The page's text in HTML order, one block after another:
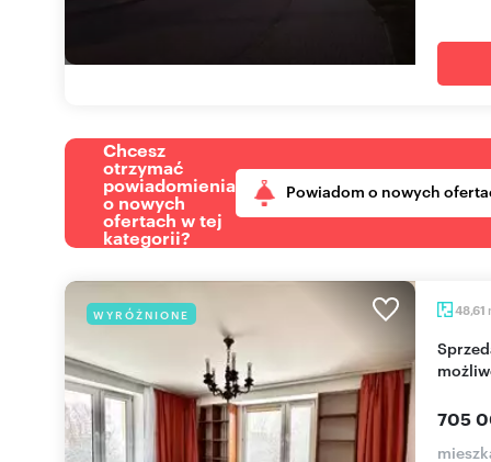
Chcesz
otrzymać
powiadomienia
o nowych
ofertach w tej
kategorii?
Powiadom o nowych
WYRÓŻNIONE 48,61
Sprzedam jasne 2-pokojowe mieszkanie z
705